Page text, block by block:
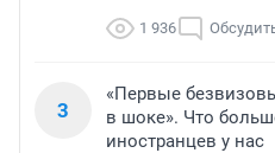
1 936
3
«Первые
в шоке». Что
иностранцев у нас